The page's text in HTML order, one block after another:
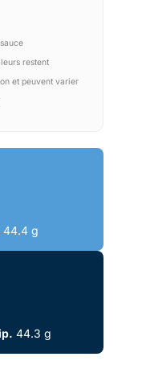
restent
et peuvent varier
44.4 g
44.3 g